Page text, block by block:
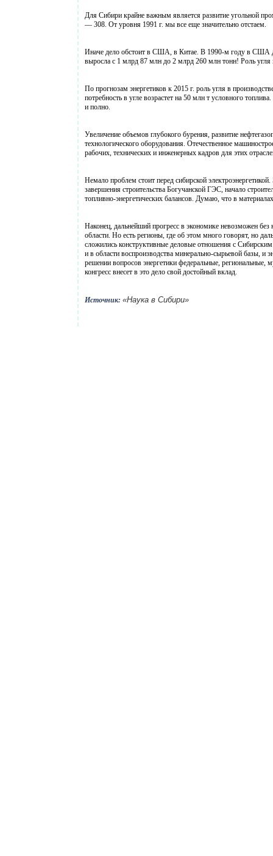
Для Сибири крайне важным является развитие угольной
— 308. От уровня 1991 г. мы все еще значительно отстаем.
Иначе дело обстоит в США, в Китае. В 1990-м году в США
выросла с 1 млрд 87 млн до 2 млрд 260 млн тонн! Роль угля
По прогнозам энергетиков к 2015 г. роль угля в
потребность в угле возрастет на 50 млн т условного
и полно.
Увеличение объемов глубокого бурения, развитие
технологического оборудования. Отечественное
рабочих, технических и инженерных кадров для этих
Немало проблем стоит перед сибирской
завершения строительства Богучанской ГЭС, начало
топливно-энергетических балансов. Думаю, что в
Наконец, дальнейший прогресс в экономике невозможен без
области. Но есть регионы, где об этом много говорят, но
сложились конструктивные деловые отношения с
и в области воспроизводства минерально-сырьевой базы, и
решении вопросов энергетики федеральные, региональные,
конгресс внесет в это дело свой достойный вклад.
Источник: «Наука в Сибири»